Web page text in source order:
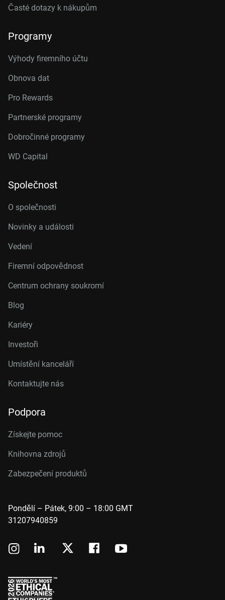
Časté dotazy k nákupům
Programy
Výhody firemního účtu
Obnova dat
Pro Rewards
Partnerské programy
Dobročinné programy
WD Capital
Společnost
O společnosti
Novinky a události
Vedení
Firemní odpovědnost
Centrum ochrany soukromí
Blog
Kariéry
Investoři
Umístění kanceláří
Kontaktujte nás
Podpora
Získejte pomoc
Knihovna zdrojů
Zabezpečení produktů
Pondělí – Pátek, 9:00 – 18:00 GMT
31207940859